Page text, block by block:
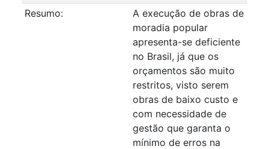
Resumo:
A execução de obras de
moradia popular
apresenta-se deficiente
no Brasil, já que os
orçamentos são muito
restritos, visto serem
obras de baixo custo e
com necessidade de
gestão que garanta o
mínimo de erros na